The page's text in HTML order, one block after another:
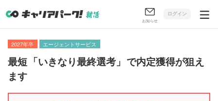
お知らせ
ログイン
2027年卒 エージェントサービス
最短 「いきなり最終選考 」 で内定獲得が狙え
ます